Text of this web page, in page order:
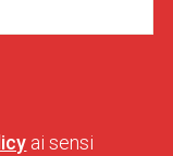
ai sensi